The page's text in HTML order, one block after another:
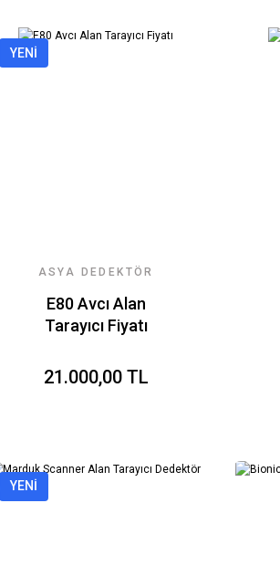
YENİ
ASYA DEDEKTÖR
E80 Avcı Alan
Tarayıcı Fiyatı
21.000,00 TL
YENİ